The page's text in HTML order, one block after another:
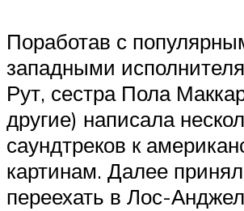
Поработав с
западными
Рут, сестра Пола
другие) написала
саундтреков к
картинам. Далее
переехать в Лос-